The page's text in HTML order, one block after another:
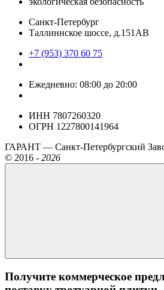
Санкт-Петербург
Таллиннское шоссе, д.151АВ
+7 (953) 370 60 75
Ежедневно: 08:00 до 20:00
ИНН 7807260320
ОГРН 1227800141964
ГАРАНТ — Санкт-Петербургский
© 2016 - 2026
Получите коммерческое